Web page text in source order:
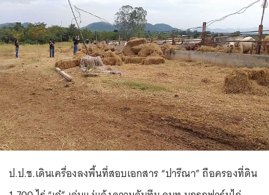
ป.ป.ช.เดินเครื่องลงพื้นที่สอบเอกสาร “ปารีณา” ถือครองที่ดิน